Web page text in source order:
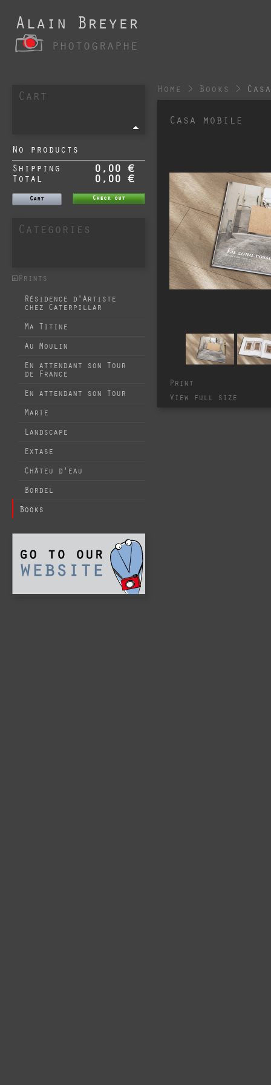
Alain Breyer
photographe
Cart
No products
Shipping
0,00 €
Total 0,00 €
Cart Check out
Categories
Prints
Résidence d'Artiste
chez Caterpillar
Ma Titine
Au Moulin
En attendant son Tour
de France
En attendant son Tour
Marie
Landscape
Extase
Châteu d'eau
Bordel
Books
Home > Books >
Casa mobile
Print
View full size